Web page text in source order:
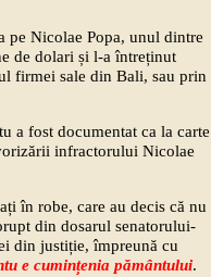
pe Nicolae Popa, unul dintre
de dolari și l-a întreținut
firmei sale din Bali, sau prin
a fost documentat ca la carte
infractorului Nicolae
în robe, care au decis că nu
din dosarul senatorului-
din justiție, împreună cu
e cumințenia pământului.